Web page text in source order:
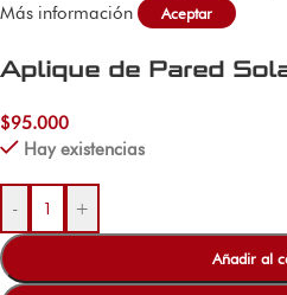
Más información
Aceptar
Aplique de Pared
$95.000
Hay existencias
- +
Añadir al